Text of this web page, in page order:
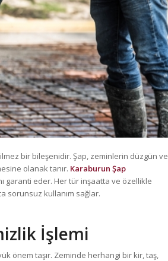
bir bileşenidir. Şap, zeminlerin düzgün ve
olanak tanır. Karaburun Şap
garanti eder. Her tür inşaatta ve özellikle
sorunsuz kullanım sağlar.
İşlemi
önem taşır. Zeminde herhangi bir kir, taş,